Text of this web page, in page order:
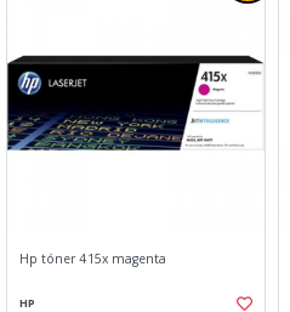
Hp tóner 415x magenta
HP